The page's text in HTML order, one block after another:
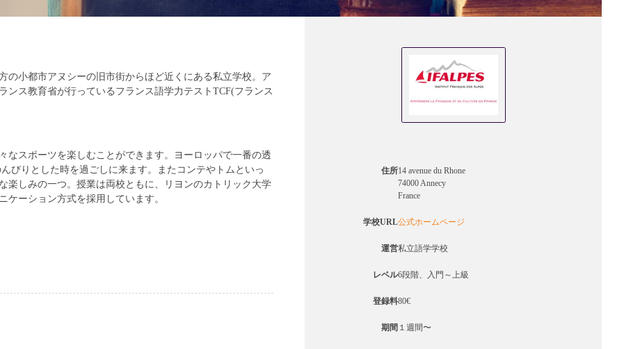
の小都市アヌシーの旧市街からほど近くにある私立学校。ア
ンス教育省が行っているフランス語学力テストTCF(フランス
なスポーツを楽しむことができます。ヨーロッパで一番の透
びりとした時を過ごしに来ます。またコンテやトムといっ
楽しみの一つ。授業は両校ともに、リヨンのカトリック大学
ケーション方式を採用しています。
住所14 avenue du Rhone
74000 Annecy
France
学校URL公式ホームページ
運営私立語学学校
レベル6段階、入門～上級
登録料80€
期間 １週間〜